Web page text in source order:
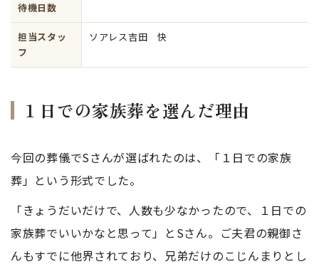
待機日数
担当スタッ
フ
ソアレス吉田 快
１日での家族葬を選んだ理由
今回の葬儀でSさんが選ばれたのは、「１日での家族
葬」という形式でした。
「きょうだいだけで、人数も少なかったので、１日での
家族葬でいいかなと思って」とSさん。ご夫君の親御さ
んもすでに他界されており、兄弟だけのこじんまりとし